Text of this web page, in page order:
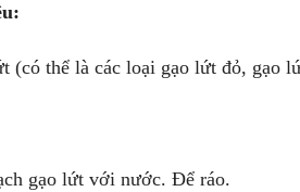
(có thể là các loại gạo lứt đỏ, gạo
gạo lứt với nước. Để ráo.